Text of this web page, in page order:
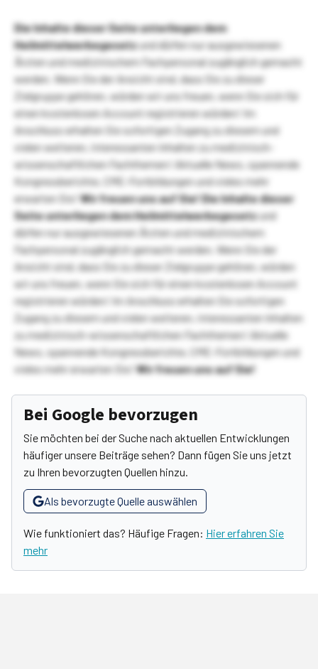
Die Inhalte dieser Seite unterliegen dem
Heilmittelwerbegesetzund dürfen nur ausgewiesenen
Ärzten und medizinischem Fachpersonal zugänglich gemacht
werden. Wenn Sie der Ansicht sind, dass Sie zu dieser
Zielgruppe gehören, würden wir uns freuen, wenn Sie sich für
einen kostenlosen Account registrieren würden! Im
Anschluss erhalten Sie sofortigen Zugang zu diesem und
vielen weiteren, interessanten Inhalten zu medizinisch-
wissenschaftlichen Fachthemen! Aktuelle News, spannende
Kongressberichte, CME-Fortbildungen und vieles mehr
erwarten Sie!Wir freuen uns auf Sie!Die Inhalte dieser
Seite unterliegen dem Heilmittelwerbegesetzund
dürfen nur ausgewiesenen Ärzten und medizinischem
Fachpersonal zugänglich gemacht werden. Wenn Sie der
Ansicht sind, dass Sie zu dieser Zielgruppe gehören, würden
wir uns freuen, wenn Sie sich für einen kostenlosen Account
registrieren würden! Im Anschluss erhalten Sie sofortigen
Zugang zu diesem und vielen weiteren, interessanten Inhalten
zu medizinisch-wissenschaftlichen Fachthemen! Aktuelle
News, spannende Kongressberichte, CME-Fortbildungen und
vieles mehr erwarten Sie!Wir freuen uns auf Sie!
Bei Google bevorzugen
Sie möchten bei der Suche nach aktuellen Entwicklungen
häufiger unsere Beiträge sehen? Dann fügen Sie uns jetzt
zu Ihren bevorzugten Quellen hinzu.
Als bevorzugte Quelle auswählen
Wie funktioniert das? Häufige Fragen: Hier erfahren Sie
mehr